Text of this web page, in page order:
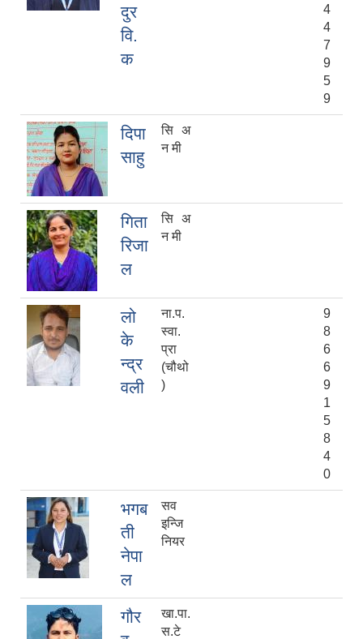
दुर
वि.
क
4
4
7
9
5
9
दिपा
साहु
सि अ
न मी
गिता
रिजा
ल
सि अ
न मी
लो
के
न्द्र
वली
ना.प.
स्वा.
प्रा
(चौथो
)
9
8
6
6
9
1
5
8
4
0
भगब
ती
नेपा
ल
सव
इन्जि
नियर
गौर
खा.पा.
स.टे